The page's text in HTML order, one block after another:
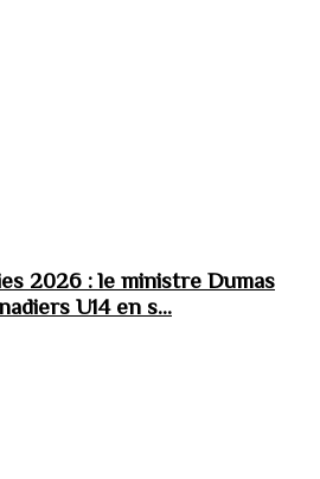
2026 : le ministre Dumas
U14 en s...